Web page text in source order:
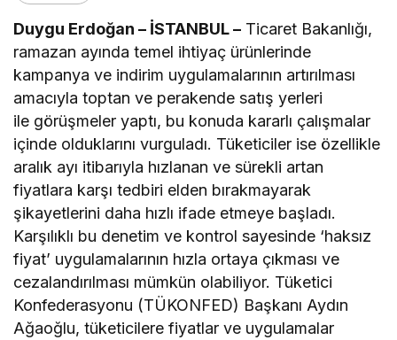
Duygu Erdoğan – İSTANBUL – Ticaret Bakanlığı,
ramazan ayında temel ihtiyaç ürünlerinde
kampanya ve indirim uygulamalarının artırılması
amacıyla toptan ve perakende satış yerleri
ile görüşmeler yaptı, bu konuda kararlı çalışmalar
içinde olduklarını vurguladı. Tüketiciler ise özellikle
aralık ayı itibarıyla hızlanan ve sürekli artan
fiyatlara karşı tedbiri elden bırakmayarak
şikayetlerini daha hızlı ifade etmeye başladı.
Karşılıklı bu denetim ve kontrol sayesinde ‘haksız
fiyat’ uygulamalarının hızla ortaya çıkması ve
cezalandırılması mümkün olabiliyor. Tüketici
Konfederasyonu (TÜKONFED) Başkanı Aydın
Ağaoğlu, tüketicilere fiyatlar ve uygulamalar